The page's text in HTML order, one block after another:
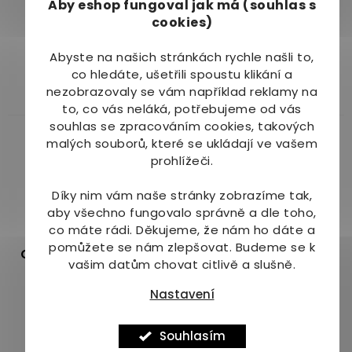
Aby eshop fungoval jak má (souhlas s
cookies)
Abyste na našich stránkách rychle našli to,
co hledáte, ušetřili spoustu klikání a
nezobrazovaly se vám například reklamy na
to, co vás neláká, potřebujeme od vás
souhlas se zpracováním cookies, takových
malých souborů, které se ukládají ve vašem
prohlížeči.
Díky nim vám naše stránky zobrazíme tak,
aby všechno fungovalo správně a dle toho,
co máte rádi. Děkujeme, že nám ho dáte a
pomůžete se nám zlepšovat. Budeme se k
vašim datům chovat citlivě a slušně.
Nastavení
Souhlasím
109 Kč
Do košíku
Dostupné do 3 dnů
49 Kč
Do košíku
Grešík Řepíková mast
50g
Dostupné do 3
–9 %
Dr. Popov Řepíková
mast 50 ml